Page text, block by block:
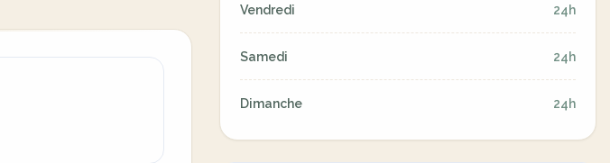
Vendredi 24h
Samedi 24h
Dimanche 24h